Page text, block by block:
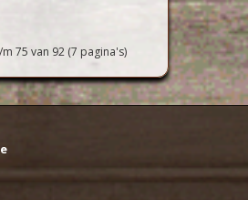
75 van 92 (7 pagina's)